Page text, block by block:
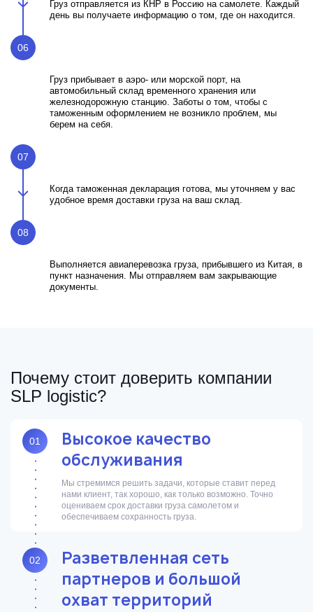
Груз отправляется из КНР в Россию на самолете. Каждый
день вы получаете информацию о том, где он находится.
06
Груз прибывает в аэро- или морской порт, на
автомобильный склад временного хранения или
железнодорожную станцию. Заботы о том, чтобы с
таможенным оформлением не возникло проблем, мы
берем на себя.
07
Когда таможенная декларация готова, мы уточняем у вас
удобное время доставки груза на ваш склад.
08
Выполняется авиаперевозка груза, прибывшего из Китая, в
пункт назначения. Мы отправляем вам закрывающие
документы.
Почему стоит доверить компании
SLP logistic?
Высокое качество
обслуживания
01
Мы стремимся решить задачи, которые ставит перед
нами клиент, так хорошо, как только возможно. Точно
оцениваем срок доставки груза самолетом и
обеспечиваем сохранность груза.
Разветвленная сеть
партнеров и большой
охват территорий
02